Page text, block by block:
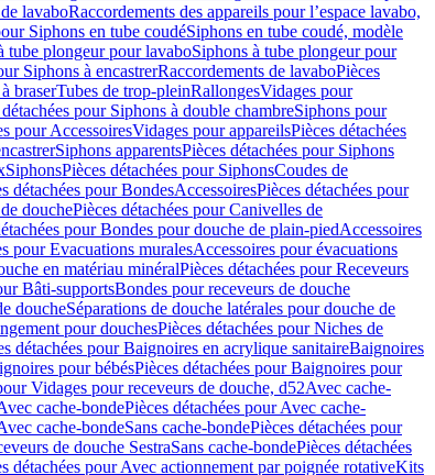
lavaboRaccordements des appareils pour l’espace lavabo,
Siphons en tube coudéSiphons en tube coudé, modèle
tube plongeur pour lavaboSiphons à tube plongeur pour
Siphons à encastrerRaccordements de lavaboPièces
braserTubes de trop-pleinRallongesVidages pour
pour Siphons à double chambreSiphons pour
pour AccessoiresVidages pour appareilsPièces détachées
Siphons apparentsPièces détachées pour Siphons
SiphonsPièces détachées pour SiphonsCoudes de
détachées pour BondesAccessoiresPièces détachées pour
douchePièces détachées pour Canivelles de
pour Bondes pour douche de plain-piedAccessoires
pour Evacuations muralesAccessoires pour évacuations
en matériau minéralPièces détachées pour Receveurs
Bâti-supportsBondes pour receveurs de douche
doucheSéparations de douche latérales pour douche de
pour douchesPièces détachées pour Niches de
détachées pour Baignoires en acrylique sanitaireBaignoires
pour bébésPièces détachées pour Baignoires pour
Vidages pour receveurs de douche, d52Avec cache-
cache-bondePièces détachées pour Avec cache-
cache-bondeSans cache-bondePièces détachées pour
de douche SestraSans cache-bondePièces détachées
détachées pour Avec actionnement par poignée rotativeKits